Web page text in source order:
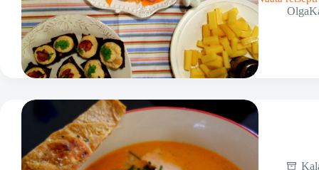
Hummus
ja
kala
ehk
siidrilaud
naistele